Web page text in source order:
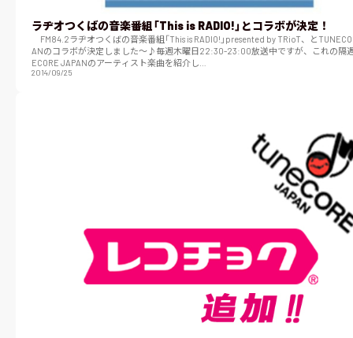
ラヂオつくばの音楽番組「This is RADIO!」とコラボが決定！
FM84.2ラヂオつくばの音楽番組「This is RADIO!」presented by TRioT、と
ANのコラボが決定しました〜♪毎週木曜日22:30-23:00放送中ですが、これの隔
ECORE JAPANのアーティスト楽曲を紹介し…
2014/09/25